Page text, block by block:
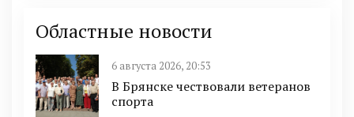
Областные новости
6 августа 2026, 20:53
В Брянске чествовали ветеранов
спорта